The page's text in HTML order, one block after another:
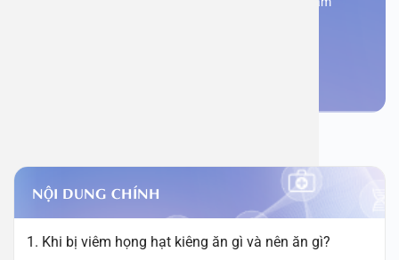
NỘI DUNG CHÍNH
1. Khi bị viêm họng hạt kiêng ăn gì và nên ăn gì?